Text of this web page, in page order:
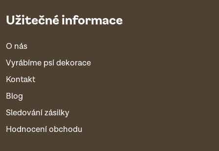
Užitečné informace
O nás
Vyrábíme psí dekorace
Kontakt
Blog
Sledování zásilky
Hodnocení obchodu